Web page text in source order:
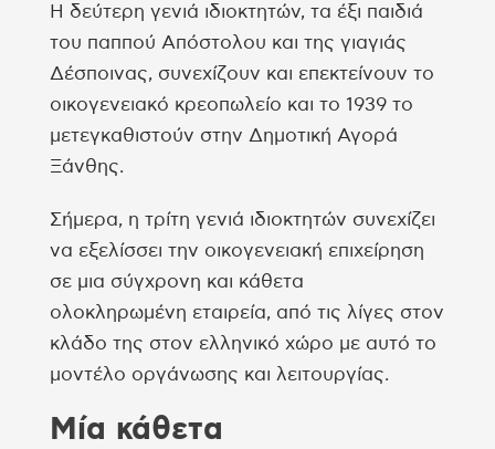
Η δεύτερη γενιά ιδιοκτητών, τα έξι παιδιά
του παππού Απόστολου και της γιαγιάς
Δέσποινας, συνεχίζουν και επεκτείνουν το
οικογενειακό κρεοπωλείο και το 1939 το
μετεγκαθιστούν στην Δημοτική Αγορά
Ξάνθης.
Σήμερα, η τρίτη γενιά ιδιοκτητών συνεχίζει
να εξελίσσει την οικογενειακή επιχείρηση
σε μια σύγχρονη και κάθετα
ολοκληρωμένη εταιρεία, από τις λίγες στον
κλάδο της στον ελληνικό χώρο με αυτό το
μοντέλο οργάνωσης και λειτουργίας.
Μία κάθετα